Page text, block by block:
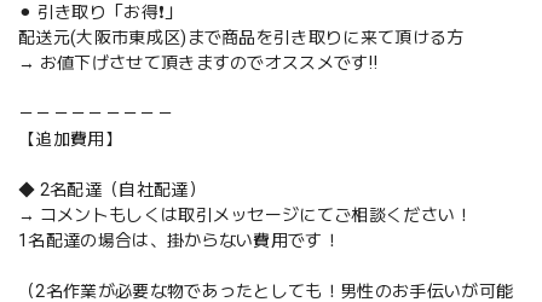
⚫︎ 引き取り「お得❗️」
配送元(大阪市東成区)まで商品を引き取りに来て頂ける方
→ お値下げさせて頂きますのでオススメです‼️
－－－－－－－－－
【追加費用】
◆ 2名配達（自社配達）
→ コメントもしくは取引メッセージにてご相談ください！
1名配達の場合は、掛からない費用です！
（2名作業が必要な物であったとしても！男性のお手伝いが可能